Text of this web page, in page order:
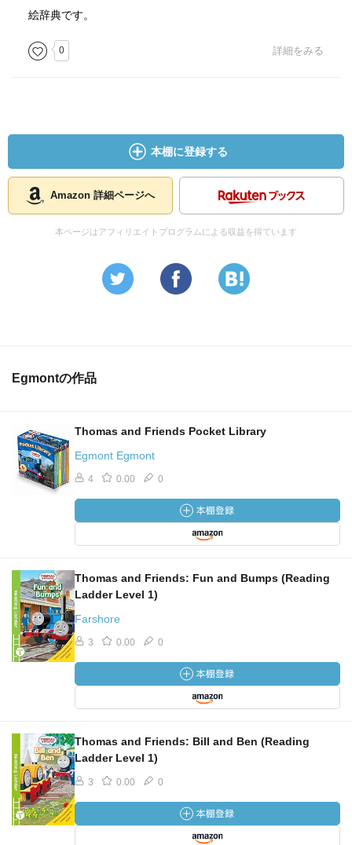
絵辞典です。
0 詳細をみる
本棚に登録する
Amazon 詳細ページへ
本ページはアフィリエイトプログラムによる収益を得ています
Egmontの作品
Thomas and Friends Pocket Library
Egmont Egmont
4 0.00 0
Thomas and Friends: Fun and Bumps (Reading
Ladder Level 1)
Farshore
3 0.00 0
Thomas and Friends: Bill and Ben (Reading
Ladder Level 1)
3 0.00 0